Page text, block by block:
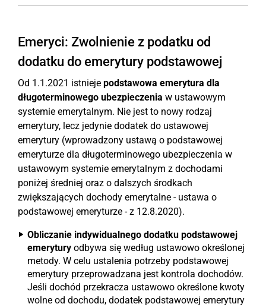
Emeryci: Zwolnienie z podatku od
dodatku do emerytury podstawowej
Od 1.1.2021 istnieje podstawowa emerytura dla
długoterminowego ubezpieczenia w ustawowym
systemie emerytalnym. Nie jest to nowy rodzaj
emerytury, lecz jedynie dodatek do ustawowej
emerytury (wprowadzony ustawą o podstawowej
emeryturze dla długoterminowego ubezpieczenia w
ustawowym systemie emerytalnym z dochodami
poniżej średniej oraz o dalszych środkach
zwiększających dochody emerytalne - ustawa o
podstawowej emeryturze - z 12.8.2020).
Obliczanie indywidualnego dodatku podstawowej
emerytury odbywa się według ustawowo określonej
metody. W celu ustalenia potrzeby podstawowej
emerytury przeprowadzana jest kontrola dochodów.
Jeśli dochód przekracza ustawowo określone kwoty
wolne od dochodu, dodatek podstawowej emerytury